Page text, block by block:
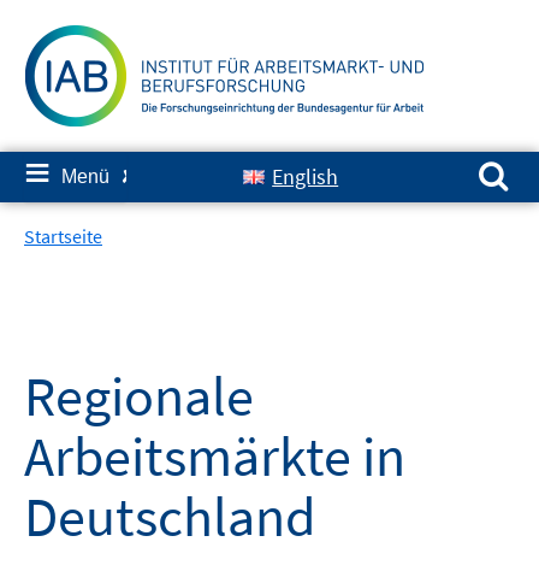
zum
Inhalt
≡ Menü ✘ English
Suchen nach:
Startseite
Regionale
Arbeitsmärkte in
Deutschland